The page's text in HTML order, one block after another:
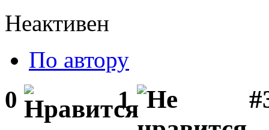
Неактивен
По автору
0 1